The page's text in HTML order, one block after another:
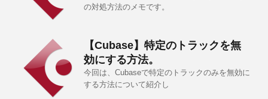
の対処方法のメモです。
【Cubase】特定のトラックを無
効にする方法。
今回は、Cubaseで特定のトラックのみを無効に
する方法について紹介し